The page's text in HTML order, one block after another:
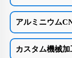
アルミニウム
カスタム機械加